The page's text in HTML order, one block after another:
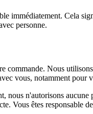
immédiatement. Cela
personne.
commande. Nous
vous, notamment
nous n'autorisons
Vous êtes responsable